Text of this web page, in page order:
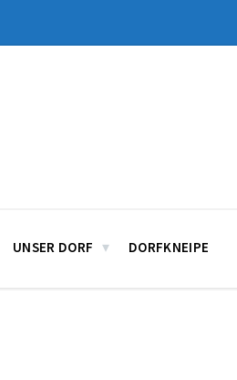
UNSER DORF DORFKNEIPE